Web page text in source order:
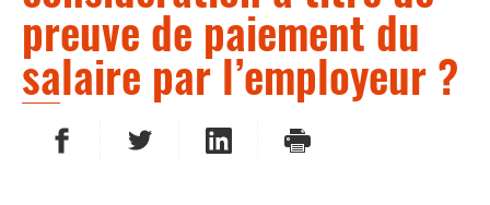
preuve de paiement du
salaire par l’employeur ?
PARTAGER SUR FACEBOOK
PARTAGER SUR TWITTER
PARTAGER SUR LINKEDIN
IMPRIMER